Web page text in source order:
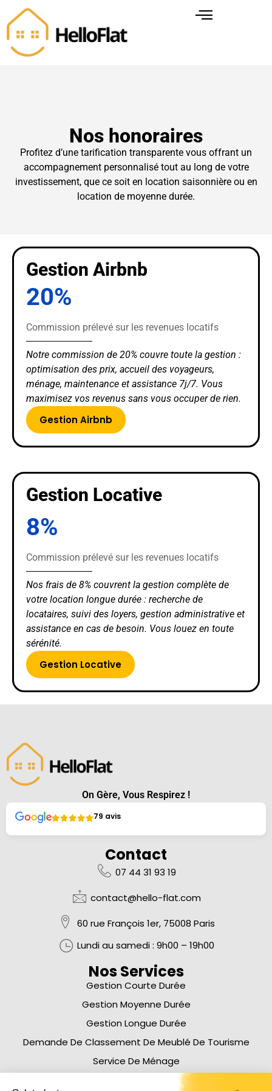
Nos honoraires
Profitez d’une tarification transparente vous offrant un
accompagnement personnalisé tout au long de votre
investissement, que ce soit en location saisonnière ou en
location de moyenne durée.
Gestion Airbnb
20%
Commission prélevé sur les revenues locatifs
Notre commission de 20% couvre toute la gestion :
optimisation des prix, accueil des voyageurs,
ménage, maintenance et assistance 7j/7. Vous
maximisez vos revenus sans vous occuper de rien.
Gestion Airbnb
Gestion Locative
8%
Commission prélevé sur les revenues locatifs
Nos frais de 8% couvrent la gestion complète de
votre location longue durée : recherche de
locataires, suivi des loyers, gestion administrative et
assistance en cas de besoin. Vous louez en toute
sérénité.
Gestion Locative
On Gère, Vous Respirez !
79 avis
Contact
07 44 31 93 19
contact@hello-flat.com
60 rue François 1er, 75008 Paris
Lundi au samedi :9h00 – 19h00
Nos Services
Gestion Courte Durée
Gestion Moyenne Durée
Gestion Longue Durée
Demande De Classement De Meublé De Tourisme
Service De Ménage